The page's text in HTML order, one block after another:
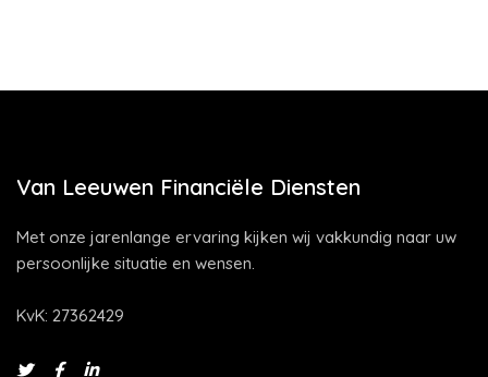
Van Leeuwen Financiële Diensten
Met onze jarenlange ervaring kijken wij vakkundig naar uw
persoonlijke situatie en wensen.
KvK: 27362429